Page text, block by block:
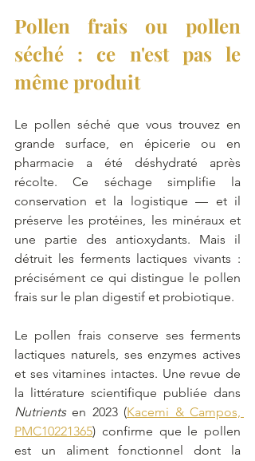
Pollen frais ou pollen
séché : ce n'est pas le
même produit
Le pollen séché que vous trouvez en
grande surface, en épicerie ou en
pharmacie a été déshydraté après
récolte. Ce séchage simplifie la
conservation et la logistique — et il
préserve les protéines, les minéraux et
une partie des antioxydants. Mais il
détruit les ferments lactiques vivants :
précisément ce qui distingue le pollen
frais sur le plan digestif et probiotique.
Le pollen frais conserve ses ferments
lactiques naturels, ses enzymes actives
et ses vitamines intactes. Une revue de
Nutrients en 2023 (Kacemi & Campos,
PMC10221365) confirme que le pollen
est un aliment fonctionnel dont la